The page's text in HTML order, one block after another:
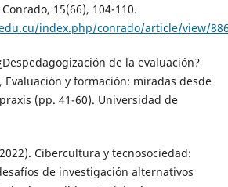
15(66), 104-110.
index.php/conrado/article/view/
de la evaluación?
Evaluación y formación: miradas desde
(pp. 41-60). Universidad de
Cibercultura y tecnosociedad:
de investigación alternativos